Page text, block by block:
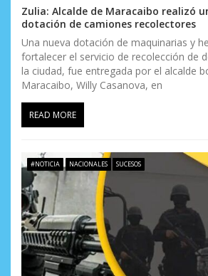
n
t
r
a
d
s
Zulia: Alcalde de Maracaibo realizó
dotación de camiones recolectores
Una nueva dotación de maquinarias y
fortalecer el servicio de recolección de
la ciudad, fue entregada por el alcalde
Maracaibo, Willy Casanova, en
READ MORE
#NOTICIA NACIONALES SUCESOS